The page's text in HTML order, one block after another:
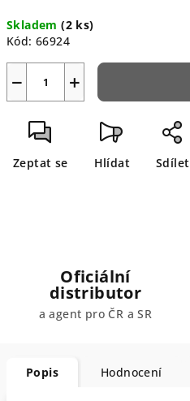
cena:
Skladem(2 ks)
Kód: 66924
+
−
Zeptat se Hlídat Sdílet
Oficiální
distributor
a agent pro ČR a SR
Popis Hodnocení